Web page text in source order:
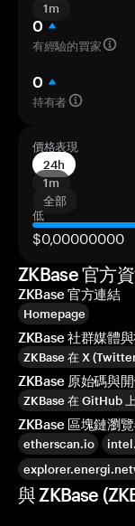
1m
0
有經驗的買家
0
持有者
價格表現
24h
1m
全部
低
$0,00000000
ZKBase 官方
ZKBase 官方連結
Homepage
ZKBase 社群媒體
ZKBase 在 X
ZKBase 原始碼與
ZKBase 在 GitHub
ZKBase 區塊鏈瀏
etherscan.io
與 ZKBase